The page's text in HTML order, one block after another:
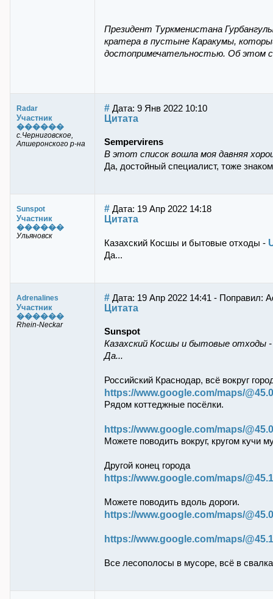
Президент Туркменистана
кратера в пустыне Каракумы,
достопримечательностью. Об этом
Radar
Участник
������
с.Черниговское,
Апшеронского р-на
# Дата: 9 Янв 2022 10:10
Цитата
Sempervirens
В этот список вошла моя давняя
Да, достойный специалист, тоже
Sunspot
Участник
������
Ульяновск
# Дата: 19 Апр 2022 14:18
Цитата
Казахский Косшы и бытовые отходы -
Да...
Adrenalines
Участник
������
Rhein-Neckar
# Дата: 19 Апр 2022 14:41 - Поправил:
Цитата
Sunspot
Казахский Косшы и бытовые отходы -
Да...
Российский Краснодар, всё вокруг
https://www.google.com/maps/
Рядом коттеджные посёлки.
https://www.google.com/maps/
Можете поводить вокруг, кругом кучи
Другой конец города
https://www.google.com/maps/
Можете поводить вдоль дороги.
https://www.google.com/maps/
https://www.google.com/maps/
Все лесополосы в мусоре, всё в